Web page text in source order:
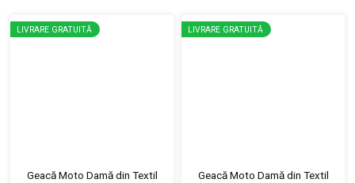
LIVRARE GRATUITĂ
Geacă Moto Damă din Textil
LIVRARE GRATUITĂ
Geacă Moto Damă din Textil